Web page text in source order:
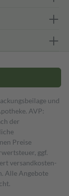
und
AVP:
der
Preise
ggf.
versand­kosten­
Alle Angebote